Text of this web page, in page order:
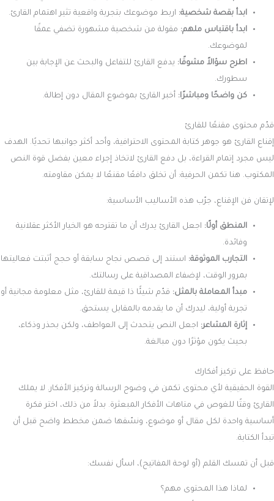
ابدأ بقصة شخصية: اربط موضوعك بتجربة واقعية تثير اهتمام القارئ.
ابدأ باقتباس ملهم: مقولة من شخصية مشهورة تضفي عمقًا
لموضوعك.
اطرح سؤالاً مشوقًا: يدفع القارئ للتفاعل والبحث عن الإجابة بين
سطورك.
كن واضحًا ومباشرًا: أخبر القارئ بموضوع المقال دون إطالة.
قدّم محتوى مقنعًا للقارئ
إقناع القارئ هو جوهر كتابة المحتوى الاحترافية، وأحد أكثر جوانبها تحديًا. الهدف
ليس مجرد إتمام القراءة، بل دفع القارئ لاتخاذ إجراء معين بفضل قوة النص
المكتوب. هنا تكمن الحرفية: أن تخلق دافعًا مقنعًا لا يمكن مقاومته.
لإتقان فن الإقناع، جرّب هذه الأساليب الأساسية:
المنطق أولًا: اجعل القارئ يدرك أن ما تقترحه هو الخيار الأكثر عقلانية
وفائدة.
التجارب الموثوقة: استند إلى قصص نجاح سابقة أو حجج أثبتت فعاليتها
بمرور الوقت، لإضفاء المصداقية على رسالتك.
مبدأ المعاملة بالمثل: قدّم شيئًا ذا قيمة للقارئ، مثل معلومة مجانية أو
تجربة أولية، ليدرك أن ما يقدمه بالمقابل يستحق.
إثارة المشاعر: اجعل النص يتحدث إلى العواطف، ولكن بحذر وذكاء،
بحيث يكون مؤثرًا دون مبالغة.
حافظ على تركيز أفكارك
القوة الحقيقية لأي محتوى تكمن في وضوح الرسالة وتركيز الأفكار. لا يملك
القارئ وقتًا للغوص في متاهات الأفكار المبعثرة. بدلاً من ذلك، اختر فكرة
أساسية واحدة لكل مقال أو موضوع، ونسّقها ضمن مخطط واضح قبل أن
تبدأ الكتابة.
قبل أن تمسك القلم (أو لوحة المفاتيح)، اسأل نفسك:
لماذا هذا المحتوى مهم؟